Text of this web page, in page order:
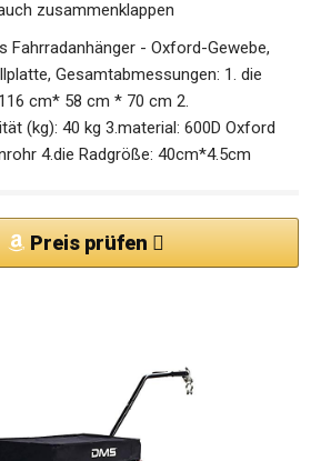
zusammenklappen
Fahrradanhänger - Oxford-Gewebe,
Gesamtabmessungen: 1. die
cm* 58 cm * 70 cm 2.
(kg): 40 kg 3.material: 600D Oxford
4.die Radgröße: 40cm*4.5cm
Preis prüfen